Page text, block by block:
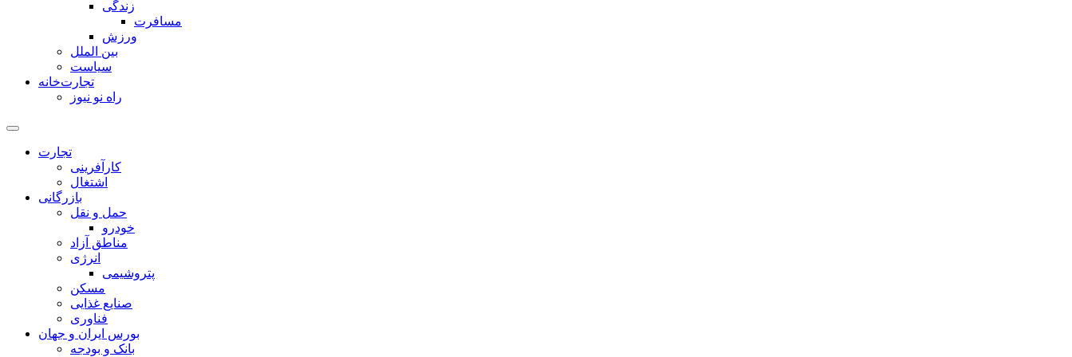
زندگی
مسافرت
ورزش
بین الملل
سیاست
تجارت‌خانه
راه نو نیوز
تجارت
کارآفرینی
اشتغال
بازرگانی
حمل و نقل
خودرو
مناطق آزاد
انرژی
پتروشیمی
مسکن
صنایع غذایی
فناوری
بورس ایران و جهان
بانک و بودجه